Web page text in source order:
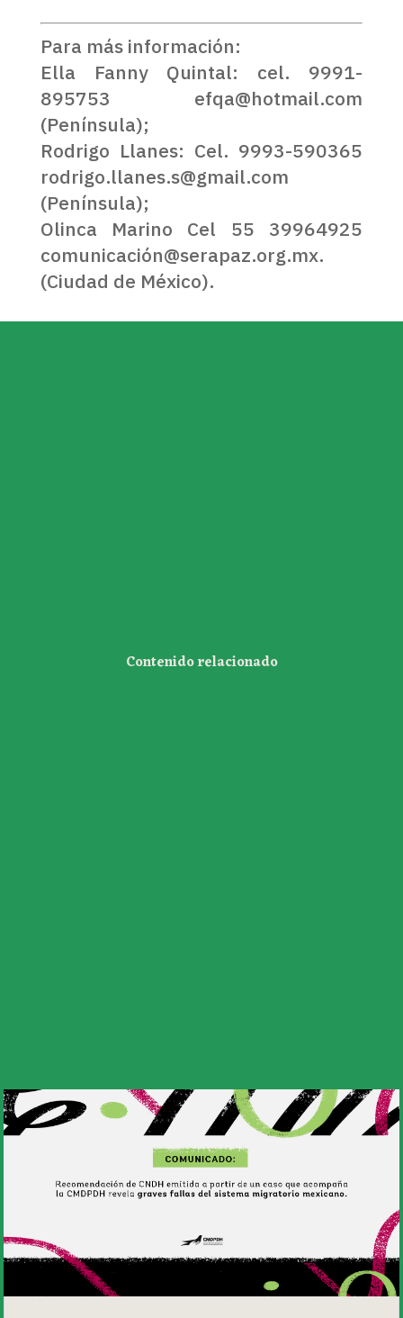
Para más información:
Ella Fanny Quintal: cel. 9991-
895753 efqa@hotmail.com
(Península);
Rodrigo Llanes: Cel. 9993-590365
rodrigo.llanes.s@gmail.com
(Península);
Olinca Marino Cel 55 39964925
comunicación@serapaz.org.mx.
(Ciudad de México).
Contenido relacionado